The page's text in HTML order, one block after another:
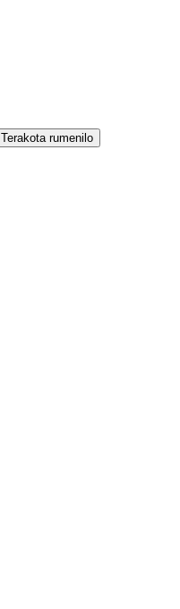
Terakota rumenilo